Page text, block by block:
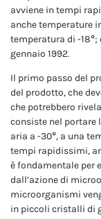
avviene in tempi
anche temperature
temperatura di -18°;
gennaio 1992.
Il primo passo del
del prodotto, che
che potrebbero
consiste nel portare
aria a -30°, a una
tempi rapidissimi,
è fondamentale per
dall’azione di
microorganismi
in piccoli cristalli di